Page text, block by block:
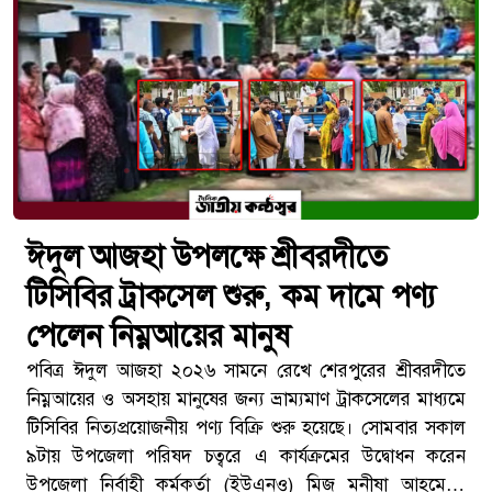
ঈদুল আজহা উপলক্ষে শ্রীবরদীতে
টিসিবির ট্রাকসেল শুরু, কম দামে পণ্য
পেলেন নিম্নআয়ের মানুষ
পবিত্র ঈদুল আজহা ২০২৬ সামনে রেখে শেরপুরের শ্রীবরদীতে
নিম্নআয়ের ও অসহায় মানুষের জন্য ভ্রাম্যমাণ ট্রাকসেলের মাধ্যমে
টিসিবির নিত্যপ্রয়োজনীয় পণ্য বিক্রি শুরু হয়েছে। সোমবার সকাল
৯টায় উপজেলা পরিষদ চত্বরে এ কার্যক্রমের উদ্বোধন করেন
উপজেলা নির্বাহী কর্মকর্তা (ইউএনও) মিজ মনীষা আহমেদ।